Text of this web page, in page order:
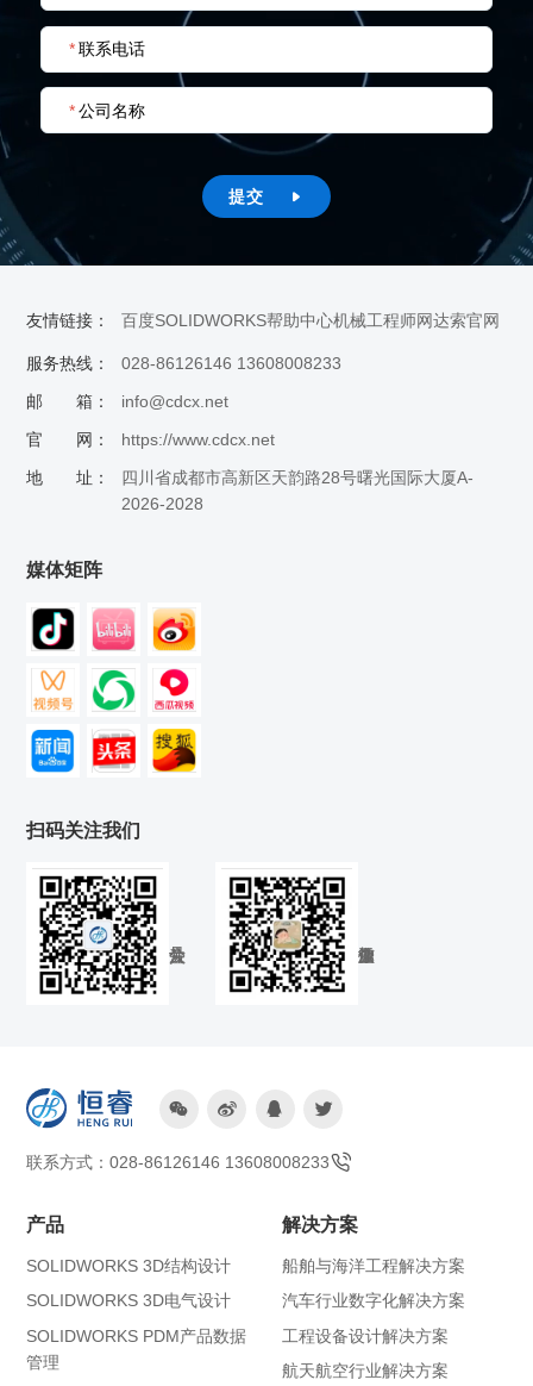
* 联系电话
* 公司名称
提交 
友情链接： 百度SOLIDWORKS帮助中心机械工程师网达索官网
服务热线：
028-86126146 13608008233
邮 箱：
info@cdcx.net
官 网：
https://www.cdcx.net
地 址：
四川省成都市高新区天韵路28号曙光国际大厦A-
2026-2028
媒体矩阵
扫码关注我们
   
联系方式：028-86126146 13608008233
产品
SOLIDWORKS 3D结构设计
SOLIDWORKS 3D电气设计
SOLIDWORKS PDM产品数据
管理
解决方案
船舶与海洋工程解决方案
汽车行业数字化解决方案
工程设备设计解决方案
航天航空行业解决方案